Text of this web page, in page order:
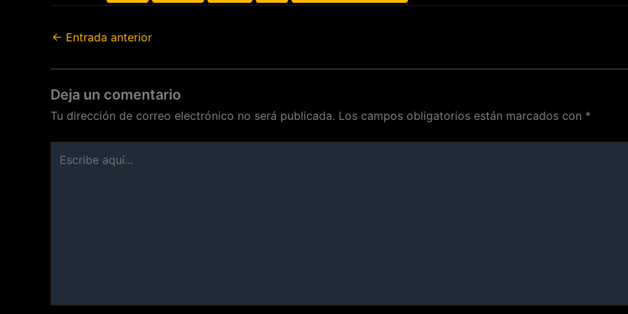
← Entrada anterior
Deja un comentario
Tu dirección de correo electrónico no será publicada. Los campos obligatorios están marcados con *
aquí...